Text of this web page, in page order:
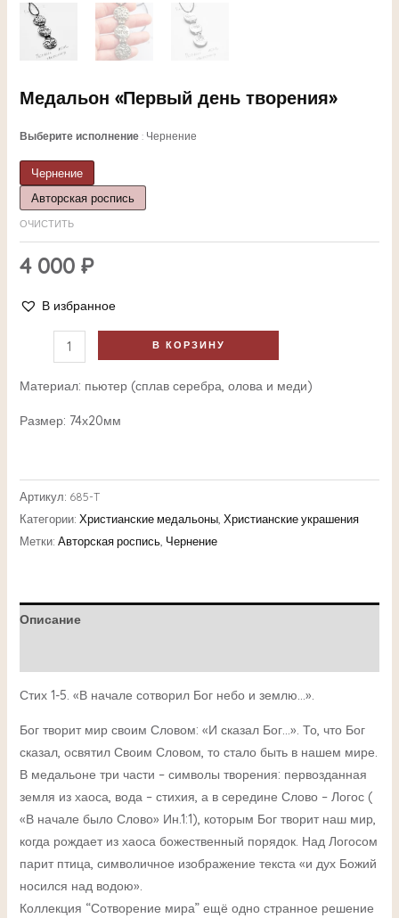
Медальон «Первый день творения»
Выберите исполнение Чернение
Чернение
Авторская роспись
ОЧИСТИТЬ
4 000 ₽
В избранное
В КОРЗИНУ
Материал: пьютер (сплав серебра, олова и меди)
Размер: 74х20мм
Артикул: 685-T
Категории: Христианские медальоны, Христианские украшения
Метки: Авторская роспись, Чернение
Описание
Стих 1-5. «В начале сотворил Бог небо и землю…».
Бог творит мир своим Словом: «И сказал Бог…». То, что Бог
сказал, освятил Своим Словом, то стало быть в нашем мире.
В медальоне три части – символы творения: первозданная
земля из хаоса, вода – стихия, а в середине Слово – Логос (
«В начале было Слово» Ин.1:1), которым Бог творит наш мир,
когда рождает из хаоса божественный порядок. Над Логосом
парит птица, символичное изображение текста «и дух Божий
носился над водою».
Коллекция “Сотворение мира” ещё одно странное решение